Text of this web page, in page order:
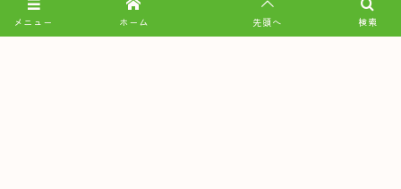
メニュー 検索
ホーム 先頭へ